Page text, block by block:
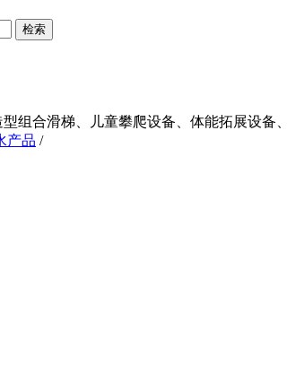
检索
组合滑梯、儿童攀爬设备、体能拓展设备
产品 /